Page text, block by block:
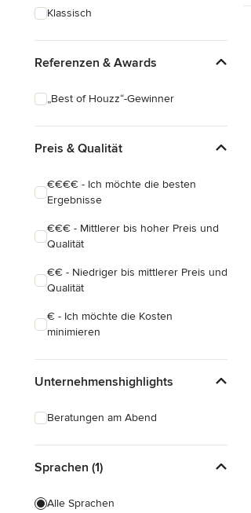
Klassisch
Referenzen & Awards
„Best of Houzz“-Gewinner
Preis & Qualität
€€€€ - Ich möchte die besten
Ergebnisse
€€€ - Mittlerer bis hoher Preis und
Qualität
€€ - Niedriger bis mittlerer Preis und
Qualität
€ - Ich möchte die Kosten
minimieren
Unternehmenshighlights
Beratungen am Abend
Sprachen (1)
Alle Sprachen